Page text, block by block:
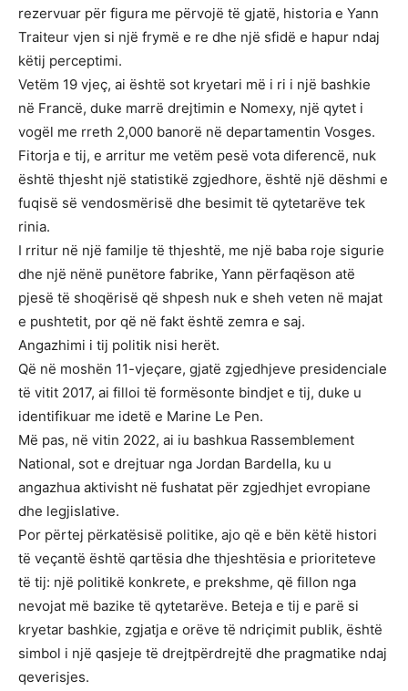
rezervuar për figura me përvojë të gjatë, historia e Yann
Traiteur vjen si një frymë e re dhe një sfidë e hapur ndaj
këtij perceptimi.
Vetëm 19 vjeç, ai është sot kryetari më i ri i një bashkie
në Francë, duke marrë drejtimin e Nomexy, një qytet i
vogël me rreth 2,000 banorë në departamentin Vosges.
Fitorja e tij, e arritur me vetëm pesë vota diferencë, nuk
është thjesht një statistikë zgjedhore, është një dëshmi e
fuqisë së vendosmërisë dhe besimit të qytetarëve tek
rinia.
I rritur në një familje të thjeshtë, me një baba roje sigurie
dhe një nënë punëtore fabrike, Yann përfaqëson atë
pjesë të shoqërisë që shpesh nuk e sheh veten në majat
e pushtetit, por që në fakt është zemra e saj.
Angazhimi i tij politik nisi herët.
Që në moshën 11-vjeçare, gjatë zgjedhjeve presidenciale
të vitit 2017, ai filloi të formësonte bindjet e tij, duke u
identifikuar me idetë e Marine Le Pen.
Më pas, në vitin 2022, ai iu bashkua Rassemblement
National, sot e drejtuar nga Jordan Bardella, ku u
angazhua aktivisht në fushatat për zgjedhjet evropiane
dhe legjislative.
Por përtej përkatësisë politike, ajo që e bën këtë histori
të veçantë është qartësia dhe thjeshtësia e prioriteteve
të tij: një politikë konkrete, e prekshme, që fillon nga
nevojat më bazike të qytetarëve. Beteja e tij e parë si
kryetar bashkie, zgjatja e orëve të ndriçimit publik, është
simbol i një qasjeje të drejtpërdrejtë dhe pragmatike ndaj
qeverisjes.